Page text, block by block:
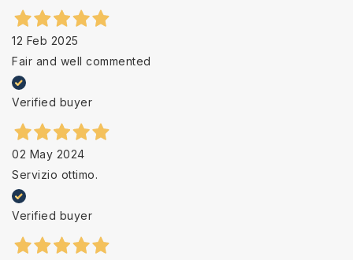
12 Feb 2025
Fair and well commented
Verified buyer
02 May 2024
Servizio ottimo.
Verified buyer